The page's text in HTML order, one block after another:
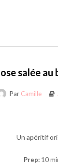
salée au
Par Camille
Un apéritif
Prep:10